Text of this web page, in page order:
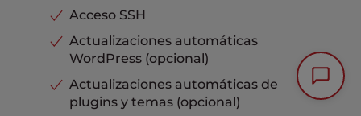
Acceso SSH
Actualizaciones automáticas
WordPress (opcional)
Actualizaciones automáticas de
plugins y temas (opcional)